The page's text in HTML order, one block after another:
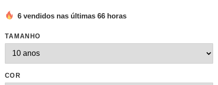
6 vendidos nas últimas 66 horas
TAMANHO
COR